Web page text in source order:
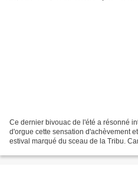
Ce dernier bivouac de l'été a résonné
d'orgue cette sensation d'achèvement
estival marqué du sceau de la Tribu.